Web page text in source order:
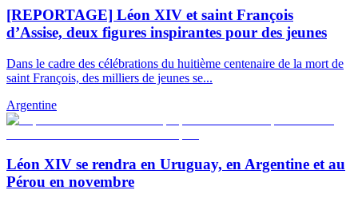
[REPORTAGE] Léon XIV et saint François
d’Assise, deux figures inspirantes pour des jeunes
Dans le cadre des célébrations du huitième centenaire de la mort de
saint François, des milliers de jeunes se...
Argentine
Léon XIV se rendra en Uruguay, en Argentine et au
Pérou en novembre